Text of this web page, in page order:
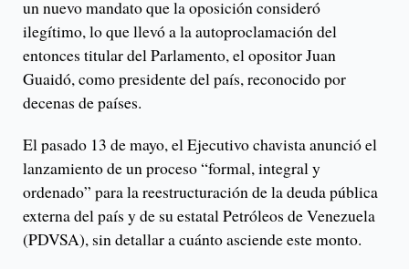
un nuevo mandato que la oposición consideró
ilegítimo, lo que llevó a la autoproclamación del
entonces titular del Parlamento, el opositor Juan
Guaidó, como presidente del país, reconocido por
decenas de países.
El pasado 13 de mayo, el Ejecutivo chavista anunció el
lanzamiento de un proceso “formal, integral y
ordenado” para la reestructuración de la deuda pública
externa del país y de su estatal Petróleos de Venezuela
(PDVSA), sin detallar a cuánto asciende este monto.